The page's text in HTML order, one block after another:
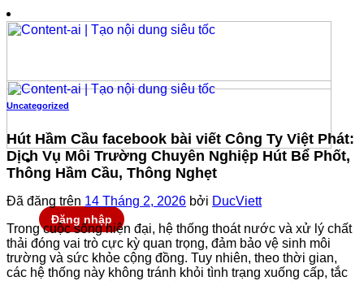
đến
Đăng nhập
Uncategorized
Hút Hầm Cầu facebook bài viết Công Ty Việt Phát:
Dịch Vụ Môi Trường Chuyên Nghiệp Hút Bể Phốt,
Thông Hầm Cầu, Thông Nghẹt
Đã đăng trên 14 Tháng 2, 2026 bởi DucViett
Trong cuộc sống hiện đại, hệ thống thoát nước và xử lý chất
thải đóng vai trò cực kỳ quan trọng, đảm bảo vệ sinh môi
trường và sức khỏe cộng đồng. Tuy nhiên, theo thời gian,
các hệ thống này không tránh khỏi tình trạng xuống cấp, tắc